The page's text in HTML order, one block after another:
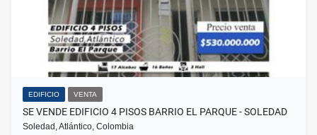
EDIFICIO VENTA
SE VENDE EDIFICIO 4 PISOS BARRIO EL PARQUE - SOLEDAD
Soledad, Atlántico, Colombia